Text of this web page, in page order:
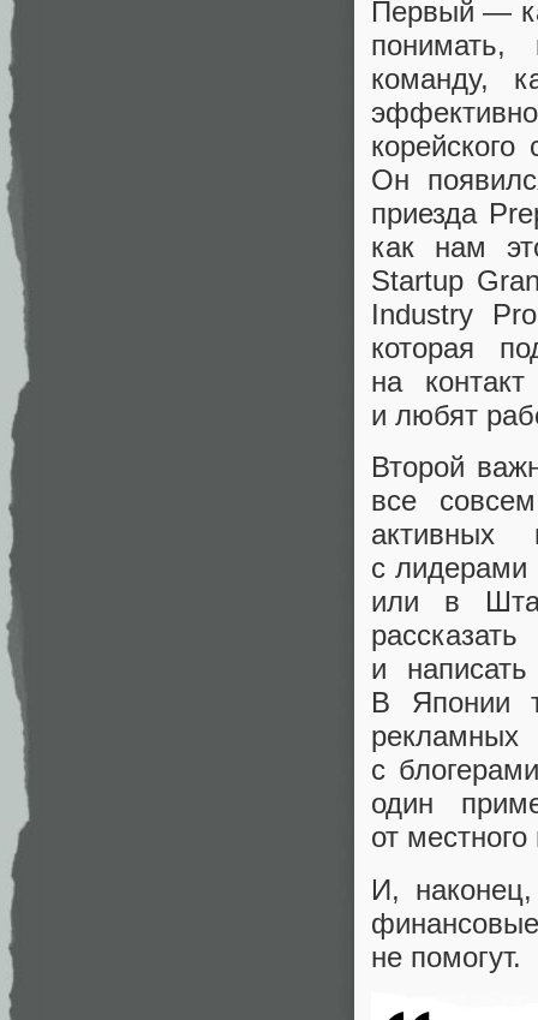
Первый —
понимать,
команду,
корейского
Он
приезда
как нам
Startup
Industry
которая
на
и любят
Второй
все
с лидерами
или в
и
В Японии
рекламных
с блогерами
один
от
И, наконец,
не помогут.